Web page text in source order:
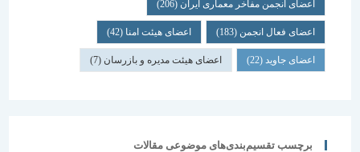
اعضای انجمن مفاخر معماری ایران (206)
اعضای فعال انجمن(183) اعضای هیئت امنا(42)
اعضای جاوید(22) اعضای هیئت مدیره و بازرسان(7)
برچسب تقسیم‌بندی‌های موضوعی مقالات